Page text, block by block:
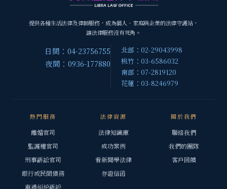
提供各種生活法律及律師服務，成為個人、家庭與企業的法律守護站，
讓法律服務沒有死角。
日間：04-23756755
夜間：0936-177880
北部：02-29043998
桃竹：03-6586032
南部：07-2819120
花蓮：03-8246979
熱門服務
離婚官司
監護權官司
刑事訴訟官司
銀行或民間債務
車禍糾紛訴訟
法律資源
法律知識庫
成功案例
看新聞學法律
存證信函
關於我們
聯絡我們
我們的團隊
客戶回饋